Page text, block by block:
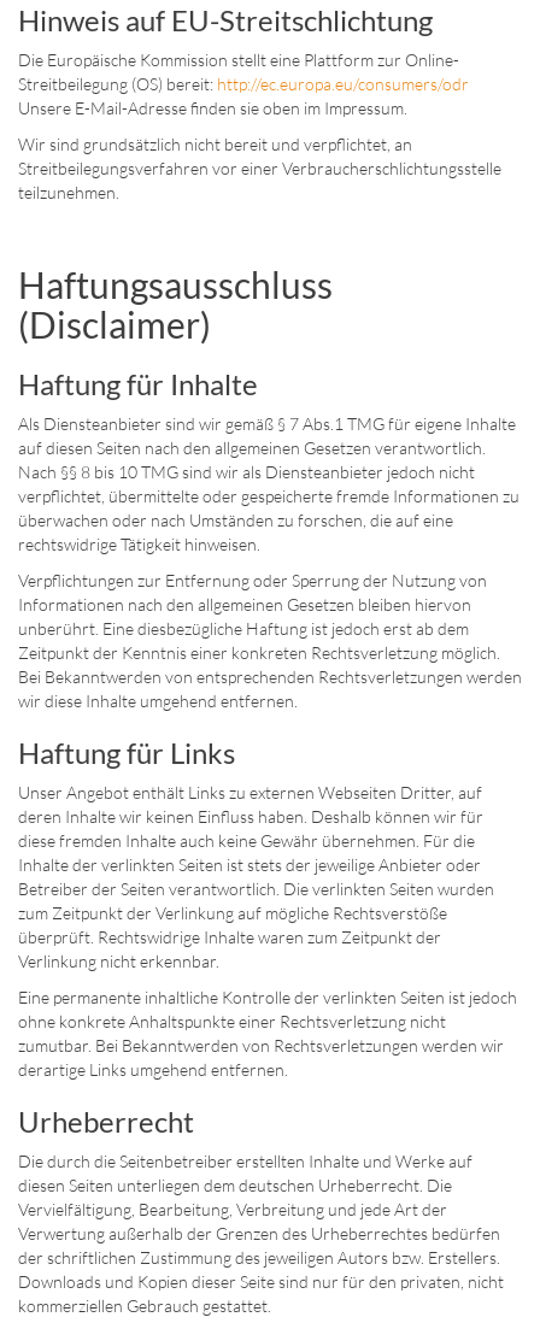
Hinweis auf EU-Streitschlichtung
Die Europäische Kommission stellt eine Plattform zur Online-
Streitbeilegung (OS) bereit: http://ec.europa.eu/consumers/odr
Unsere E-Mail-Adresse finden sie oben im Impressum.
Wir sind grundsätzlich nicht bereit und verpflichtet, an
Streitbeilegungsverfahren vor einer Verbraucherschlichtungsstelle
teilzunehmen.
Haftungsausschluss
(Disclaimer)
Haftung für Inhalte
Als Diensteanbieter sind wir gemäß § 7 Abs.1 TMG für eigene Inhalte
auf diesen Seiten nach den allgemeinen Gesetzen verantwortlich.
Nach §§ 8 bis 10 TMG sind wir als Diensteanbieter jedoch nicht
verpflichtet, übermittelte oder gespeicherte fremde Informationen zu
überwachen oder nach Umständen zu forschen, die auf eine
rechtswidrige Tätigkeit hinweisen.
Verpflichtungen zur Entfernung oder Sperrung der Nutzung von
Informationen nach den allgemeinen Gesetzen bleiben hiervon
unberührt. Eine diesbezügliche Haftung ist jedoch erst ab dem
Zeitpunkt der Kenntnis einer konkreten Rechtsverletzung möglich.
Bei Bekanntwerden von entsprechenden Rechtsverletzungen werden
wir diese Inhalte umgehend entfernen.
Haftung für Links
Unser Angebot enthält Links zu externen Webseiten Dritter, auf
deren Inhalte wir keinen Einfluss haben. Deshalb können wir für
diese fremden Inhalte auch keine Gewähr übernehmen. Für die
Inhalte der verlinkten Seiten ist stets der jeweilige Anbieter oder
Betreiber der Seiten verantwortlich. Die verlinkten Seiten wurden
zum Zeitpunkt der Verlinkung auf mögliche Rechtsverstöße
überprüft. Rechtswidrige Inhalte waren zum Zeitpunkt der
Verlinkung nicht erkennbar.
Eine permanente inhaltliche Kontrolle der verlinkten Seiten ist jedoch
ohne konkrete Anhaltspunkte einer Rechtsverletzung nicht
zumutbar. Bei Bekanntwerden von Rechtsverletzungen werden wir
derartige Links umgehend entfernen.
Urheberrecht
Die durch die Seitenbetreiber erstellten Inhalte und Werke auf
diesen Seiten unterliegen dem deutschen Urheberrecht. Die
Vervielfältigung, Bearbeitung, Verbreitung und jede Art der
Verwertung außerhalb der Grenzen des Urheberrechtes bedürfen
der schriftlichen Zustimmung des jeweiligen Autors bzw. Erstellers.
Downloads und Kopien dieser Seite sind nur für den privaten, nicht
kommerziellen Gebrauch gestattet.